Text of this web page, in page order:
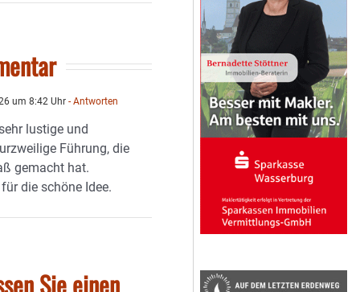
um 8:42 Uhr - Antworten
lustige und
Führung, die
gemacht hat.
die schöne Idee.
Sie einen